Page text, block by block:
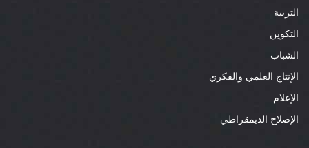
التربية
التكوين
الشباب
الإنتاج العلمي والفكري
الإعلام
الإصلاح الديمقراطي